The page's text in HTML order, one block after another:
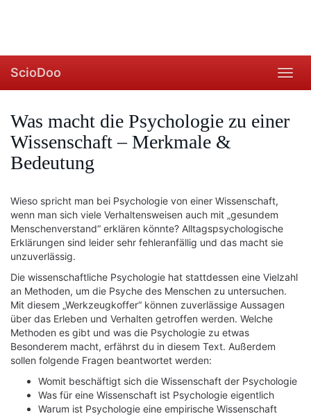
ScioDoo
Was macht die Psychologie zu einer
Wissenschaft – Merkmale &
Bedeutung
Wieso spricht man bei Psychologie von einer Wissenschaft,
wenn man sich viele Verhaltensweisen auch mit „gesundem
Menschenverstand“ erklären könnte? Alltagspsychologische
Erklärungen sind leider sehr fehleranfällig und das macht sie
unzuverlässig.
Die wissenschaftliche Psychologie hat stattdessen eine Vielzahl
an Methoden, um die Psyche des Menschen zu untersuchen.
Mit diesem „Werkzeugkoffer“ können zuverlässige Aussagen
über das Erleben und Verhalten getroffen werden. Welche
Methoden es gibt und was die Psychologie zu etwas
Besonderem macht, erfährst du in diesem Text. Außerdem
sollen folgende Fragen beantwortet werden:
Womit beschäftigt sich die Wissenschaft der Psychologie
Was für eine Wissenschaft ist Psychologie eigentlich
Warum ist Psychologie eine empirische Wissenschaft